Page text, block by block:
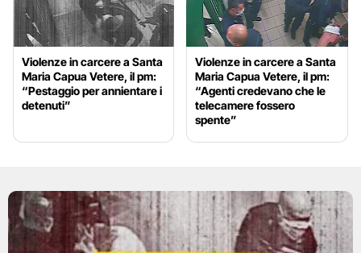
Violenze in carcere a Santa
Maria Capua Vetere, il pm:
“Pestaggio per annientare i
detenuti”
Violenze in carcere a Santa
Maria Capua Vetere, il pm:
“Agenti credevano che le
telecamere fossero
spente”